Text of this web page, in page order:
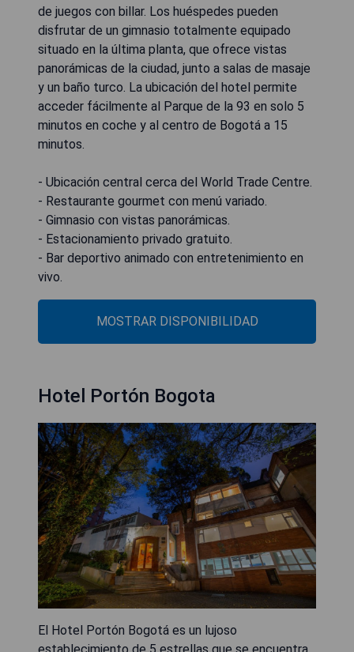
de juegos con billar. Los huéspedes pueden
disfrutar de un gimnasio totalmente equipado
situado en la última planta, que ofrece vistas
panorámicas de la ciudad, junto a salas de masaje
y un baño turco. La ubicación del hotel permite
acceder fácilmente al Parque de la 93 en solo 5
minutos en coche y al centro de Bogotá a 15
minutos.
- Ubicación central cerca del World Trade Centre.
- Restaurante gourmet con menú variado.
- Gimnasio con vistas panorámicas.
- Estacionamiento privado gratuito.
- Bar deportivo animado con entretenimiento en
vivo.
MOSTRAR DISPONIBILIDAD
Hotel Portón Bogota
El Hotel Portón Bogotá es un lujoso
establecimiento de 5 estrellas que se encuentra